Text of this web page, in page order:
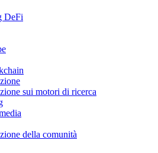
DeFi
sui motori di ricerca
della comunità